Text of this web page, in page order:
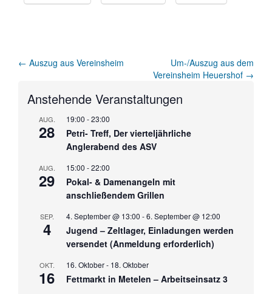
Artikel-
Navigation
← Auszug aus Vereinsheim
Um-/Auszug aus dem
Vereinsheim Heuershof →
Anstehende Veranstaltungen
AUG.
28
19:00 -23:00
Petri- Treff, Der vierteljährliche
Anglerabend des ASV
AUG.
29
15:00 -22:00
Pokal- & Damenangeln mit
anschließendem Grillen
SEP.
4
4. September @ 13:00 -6. September @ 12:00
Jugend – Zeltlager, Einladungen werden
versendet (Anmeldung erforderlich)
OKT.
16
16. Oktober- 18. Oktober
Fettmarkt in Metelen – Arbeitseinsatz 3